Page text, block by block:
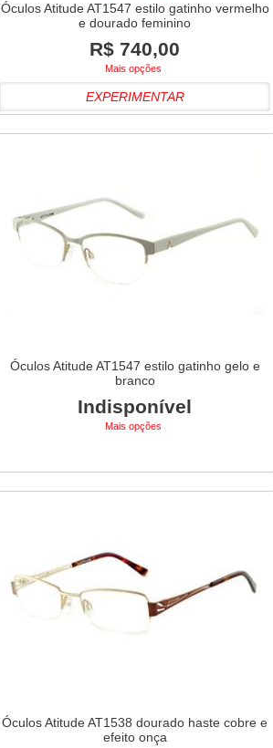
Óculos Atitude AT1547 estilo gatinho vermelho
e dourado feminino
R$ 740,00
Mais opções
EXPERIMENTAR
Óculos Atitude AT1547 estilo gatinho gelo e
branco
Indisponível
Mais opções
Óculos Atitude AT1538 dourado haste cobre e
efeito onça